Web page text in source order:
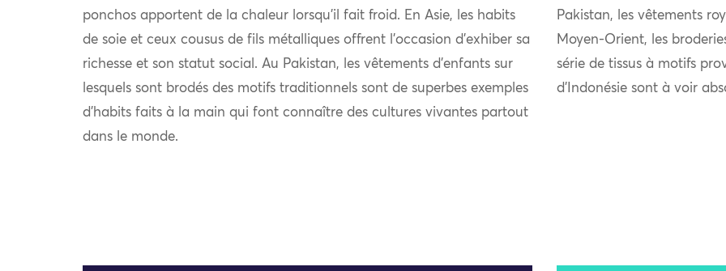
ponchos apportent de la chaleur lorsqu’il fait froid. En Asie, les habits
de soie et ceux cousus de fils métalliques offrent l’occasion d’exhiber sa
richesse et son statut social. Au Pakistan, les vêtements d’enfants sur
lesquels sont brodés des motifs traditionnels sont de superbes exemples
d’habits faits à la main qui font connaître des cultures vivantes partout
dans le monde.
Pakistan, les vêtements
Moyen-Orient, les
série de tissus à motifs
d’Indonésie sont à voir